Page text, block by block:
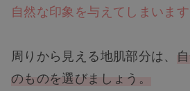
自然な印象を与えてしまいます
周りから見える地肌部分は、
のものを選びましょう。